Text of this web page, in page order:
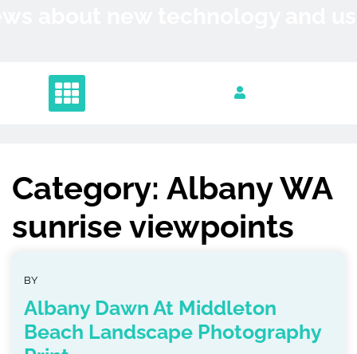
Category: Albany WA
sunrise viewpoints
BY
Albany Dawn At Middleton
Beach Landscape Photography